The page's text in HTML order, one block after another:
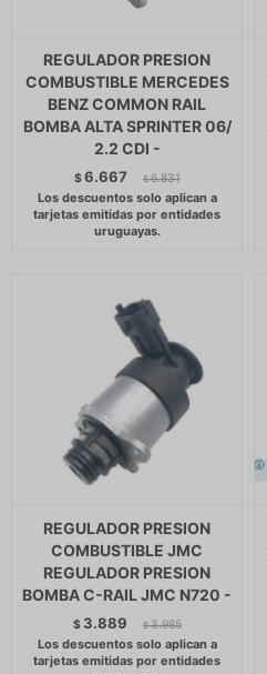
REGULADOR PRESION
COMBUSTIBLE MERCEDES
BENZ COMMON RAIL
BOMBA ALTA SPRINTER 06/
2.2 CDI -
$6.667 $ 6.831
REGULADOR PRESION
COMBUSTIBLE JMC
REGULADOR PRESION
BOMBA C-RAIL JMC N720 -
$ 3.889 $ 3.985